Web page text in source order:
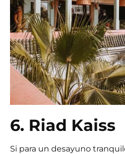
6. Riad Kaiss
Si para un desayuno